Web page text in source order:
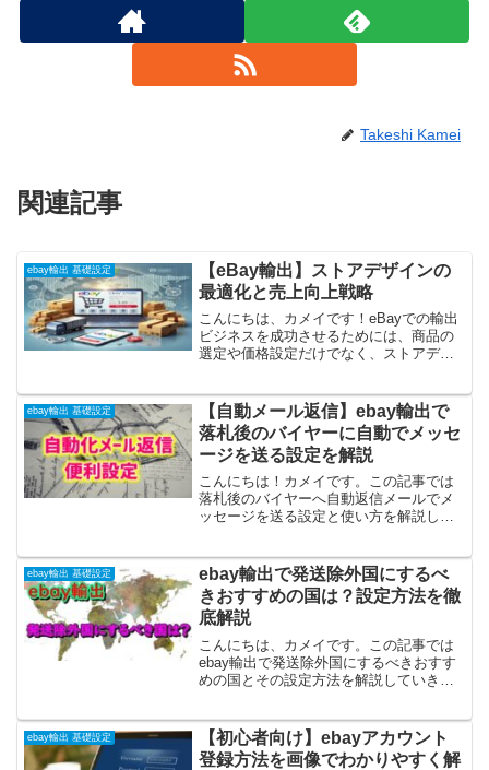
Takeshi Kamei
関連記事
ebay輸出 基礎設定
【eBay輸出】ストアデザインの
最適化と売上向上戦略
こんにちは、カメイです！eBayでの輸出
ビジネスを成功させるためには、商品の
選定や価格設定だけでなく、ストアデザ
バイヤーの信頼を獲得し、売上向上に直
結します。 どうやっ...
ebay輸出 基礎設定
【自動メール返信】ebay輸出で
落札後のバイヤーに自動でメッセ
ージを送る設定を解説
こんにちは！カメイです。この記事では
落札後のバイヤーへ自動返信メールでメ
ッセージを送る設定と使い方を解説して
商品はもう発送してくれましたか？ 商品
の出荷予定はいつ...
ebay輸出 基礎設定
ebay輸出で発送除外国にするべ
きおすすめの国は？設定方法を徹
底解説
こんにちは、カメイです。この記事では
ebay輸出で発送除外国にするべきおすす
めの国とその設定方法を解説していきま
ブルが多い国や地域があります。こんな
不安や悩みをよく...
ebay輸出 基礎設定
【初心者向け】ebayアカウント
登録方法を画像でわかりやすく解